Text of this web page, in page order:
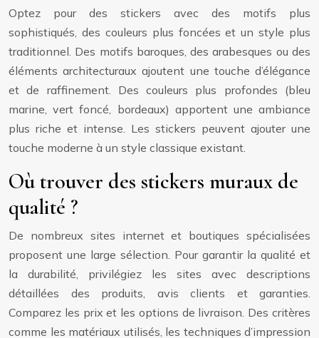
Optez pour des stickers avec des motifs plus
sophistiqués, des couleurs plus foncées et un style plus
traditionnel. Des motifs baroques, des arabesques ou des
éléments architecturaux ajoutent une touche d’élégance
et de raffinement. Des couleurs plus profondes (bleu
marine, vert foncé, bordeaux) apportent une ambiance
plus riche et intense. Les stickers peuvent ajouter une
touche moderne à un style classique existant.
Où trouver des stickers muraux de
qualité ?
De nombreux sites internet et boutiques spécialisées
proposent une large sélection. Pour garantir la qualité et
la durabilité, privilégiez les sites avec descriptions
détaillées des produits, avis clients et garanties.
Comparez les prix et les options de livraison. Des critères
comme les matériaux utilisés, les techniques d’impression